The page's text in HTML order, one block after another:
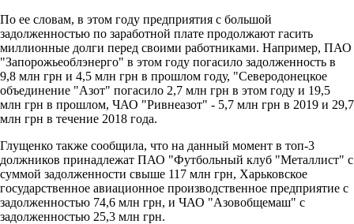
По ее словам, в этом году предприятия с большой
задолженностью по заработной плате продолжают гасить
миллионные долги перед своими работниками. Например, ПАО
"Запорожьеоблэнерго" в этом году погасило задолженность в
9,8 млн грн и 4,5 млн грн в прошлом году, "Северодонецкое
объединение "Азот" погасило 2,7 млн грн в этом году и 19,5
млн грн в прошлом, ЧАО "Ривнеазот" - 5,7 млн грн в 2019 и 29,7
млн грн в течение 2018 года.
Глущенко также сообщила, что на данный момент в топ-3
должников принадлежат ПАО "Футбольный клуб "Металлист" с
суммой задолженности свыше 117 млн грн, Харьковское
государственное авиационное производственное предприятие с
задолженностью 74,6 млн грн, и ЧАО "Азовобщемаш" с
задолженностью 25,3 млн грн.